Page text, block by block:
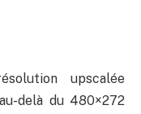
upscalée
delà du 480×272